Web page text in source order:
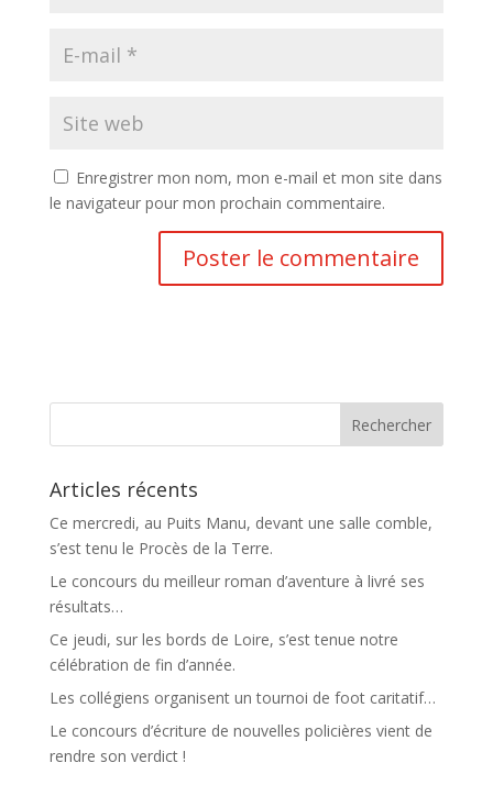
Enregistrer mon nom, mon e-mail et mon site dans
le navigateur pour mon prochain commentaire.
Articles récents
Ce mercredi, au Puits Manu, devant une salle comble,
s’est tenu le Procès de la Terre.
Le concours du meilleur roman d’aventure à livré ses
résultats…
Ce jeudi, sur les bords de Loire, s’est tenue notre
célébration de fin d’année.
Les collégiens organisent un tournoi de foot caritatif…
Le concours d’écriture de nouvelles policières vient de
rendre son verdict !